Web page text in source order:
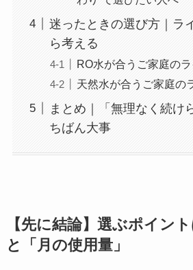
迷ったときの選び方｜ラ
ら考える
RO水が合うご家庭の
天然水が合うご家庭の
まとめ｜「無理なく続け
ちばん大事
【先に結論】選ぶポイン
と「月の使用量」